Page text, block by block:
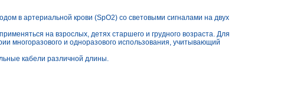
в артериальной крови (SpO2) со световыми сигналами на двух
на взрослых, детях старшего и грудного возраста. Для
многоразового и одноразового использования, учитывающий
кабели различной длины.